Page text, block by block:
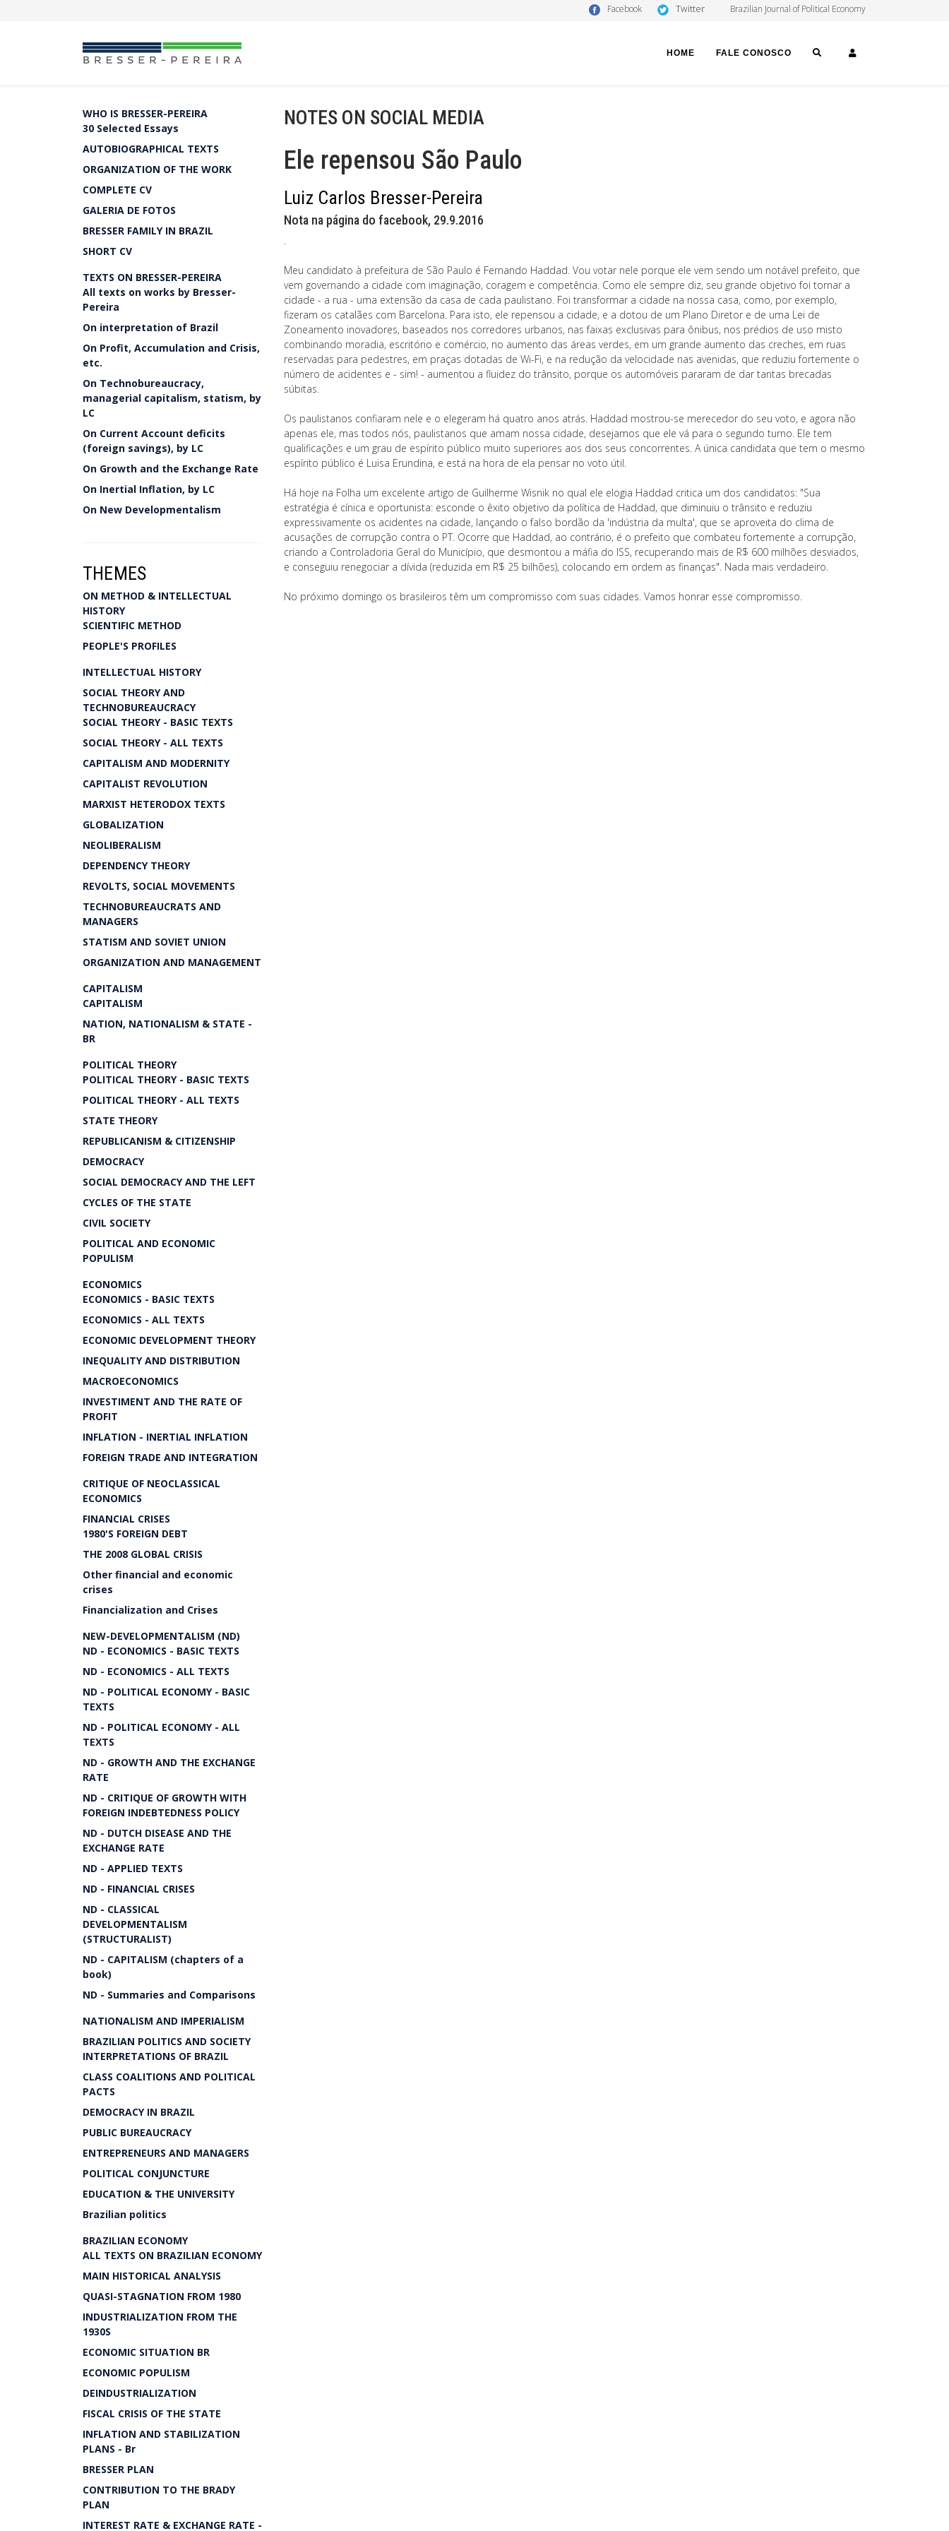
Facebook Twitter Brazilian Journal of Political Economy
HOME FALE CONOSCO SEARCH
WHO IS BRESSER-PEREIRA
30 Selected Essays
AUTOBIOGRAPHICAL TEXTS
ORGANIZATION OF THE WORK
COMPLETE CV
GALERIA DE FOTOS
BRESSER FAMILY IN BRAZIL
SHORT CV
TEXTS ON BRESSER-PEREIRA
All texts on works by Bresser-
Pereira
On interpretation of Brazil
On Profit, Accumulation and Crisis,
etc.
On Technobureaucracy,
managerial capitalism, statism, by
LC
On Current Account deficits
(foreign savings), by LC
On Growth and the Exchange Rate
On Inertial Inflation, by LC
On New Developmentalism
THEMES
ON METHOD & INTELLECTUAL
HISTORY
SCIENTIFIC METHOD
PEOPLE'S PROFILES
INTELLECTUAL HISTORY
SOCIAL THEORY AND
TECHNOBUREAUCRACY
SOCIAL THEORY - BASIC TEXTS
SOCIAL THEORY - ALL TEXTS
CAPITALISM AND MODERNITY
CAPITALIST REVOLUTION
MARXIST HETERODOX TEXTS
GLOBALIZATION
NEOLIBERALISM
DEPENDENCY THEORY
REVOLTS, SOCIAL MOVEMENTS
TECHNOBUREAUCRATS AND
MANAGERS
STATISM AND SOVIET UNION
ORGANIZATION AND MANAGEMENT
CAPITALISM
CAPITALISM
NATION, NATIONALISM & STATE -
BR
POLITICAL THEORY
POLITICAL THEORY - BASIC TEXTS
POLITICAL THEORY - ALL TEXTS
STATE THEORY
REPUBLICANISM & CITIZENSHIP
DEMOCRACY
SOCIAL DEMOCRACY AND THE LEFT
CYCLES OF THE STATE
CIVIL SOCIETY
POLITICAL AND ECONOMIC
POPULISM
ECONOMICS
ECONOMICS - BASIC TEXTS
ECONOMICS - ALL TEXTS
ECONOMIC DEVELOPMENT THEORY
INEQUALITY AND DISTRIBUTION
MACROECONOMICS
INVESTIMENT AND THE RATE OF
PROFIT
INFLATION - INERTIAL INFLATION
FOREIGN TRADE AND INTEGRATION
CRITIQUE OF NEOCLASSICAL
ECONOMICS
FINANCIAL CRISES
1980'S FOREIGN DEBT
THE 2008 GLOBAL CRISIS
Other financial and economic
crises
Financialization and Crises
NEW-DEVELOPMENTALISM (ND)
ND - ECONOMICS - BASIC TEXTS
ND - ECONOMICS - ALL TEXTS
ND - POLITICAL ECONOMY - BASIC
TEXTS
ND - POLITICAL ECONOMY - ALL
TEXTS
ND - GROWTH AND THE EXCHANGE
RATE
ND - CRITIQUE OF GROWTH WITH
FOREIGN INDEBTEDNESS POLICY
ND - DUTCH DISEASE AND THE
EXCHANGE RATE
ND - APPLIED TEXTS
ND - FINANCIAL CRISES
ND - CLASSICAL
DEVELOPMENTALISM
(STRUCTURALIST)
ND - CAPITALISM (chapters of a
book)
ND - Summaries and Comparisons
NATIONALISM AND IMPERIALISM
BRAZILIAN POLITICS AND SOCIETY
INTERPRETATIONS OF BRAZIL
CLASS COALITIONS AND POLITICAL
PACTS
DEMOCRACY IN BRAZIL
PUBLIC BUREAUCRACY
ENTREPRENEURS AND MANAGERS
POLITICAL CONJUNCTURE
EDUCATION & THE UNIVERSITY
Brazilian politics
BRAZILIAN ECONOMY
ALL TEXTS ON BRAZILIAN ECONOMY
MAIN HISTORICAL ANALYSIS
QUASI-STAGNATION FROM 1980
INDUSTRIALIZATION FROM THE
1930S
ECONOMIC SITUATION BR
ECONOMIC POPULISM
DEINDUSTRIALIZATION
FISCAL CRISIS OF THE STATE
INFLATION AND STABILIZATION
PLANS - Br
BRESSER PLAN
CONTRIBUTION TO THE BRADY
PLAN
INTEREST RATE & EXCHANGE RATE -
NOTES ON SOCIAL MEDIA
Ele repensou São Paulo
Luiz Carlos Bresser-Pereira
Nota na página do facebook, 29.9.2016
.
Meu candidato à prefeitura de São Paulo é Fernando Haddad. Vou votar nele porque ele vem sendo um notável prefeito, que
vem governando a cidade com imaginação, coragem e competência. Como ele sempre diz, seu grande objetivo foi tornar a
cidade - a rua - uma extensão da casa de cada paulistano. Foi transformar a cidade na nossa casa, como, por exemplo,
fizeram os catalães com Barcelona. Para isto, ele repensou a cidade, e a dotou de um Plano Diretor e de uma Lei de
Zoneamento inovadores, baseados nos corredores urbanos, nas faixas exclusivas para ônibus, nos prédios de uso misto
combinando moradia, escritório e comércio, no aumento das áreas verdes, em um grande aumento das creches, em ruas
reservadas para pedestres, em praças dotadas de Wi-Fi, e na redução da velocidade nas avenidas, que reduziu fortemente o
número de acidentes e - sim! - aumentou a fluidez do trânsito, porque os automóveis pararam de dar tantas brecadas
súbitas.
Os paulistanos confiaram nele e o elegeram há quatro anos atrás. Haddad mostrou-se merecedor do seu voto, e agora não
apenas ele, mas todos nós, paulistanos que amam nossa cidade, desejamos que ele vá para o segundo turno. Ele tem
qualificações e um grau de espírito público muito superiores aos dos seus concorrentes. A única candidata que tem o mesmo
espírito público é Luisa Erundina, e está na hora de ela pensar no voto útil.
Há hoje na Folha um excelente artigo de Guilherme Wisnik no qual ele elogia Haddad critica um dos candidatos: "Sua
estratégia é cínica e oportunista: esconde o êxito objetivo da política de Haddad, que diminuiu o trânsito e reduziu
expressivamente os acidentes na cidade, lançando o falso bordão da 'indústria da multa', que se aproveita do clima de
acusações de corrupção contra o PT. Ocorre que Haddad, ao contrário, é o prefeito que combateu fortemente a corrupção,
criando a Controladoria Geral do Município, que desmontou a máfia do ISS, recuperando mais de R$ 600 milhões desviados,
e conseguiu renegociar a dívida (reduzida em R$ 25 bilhões), colocando em ordem as finanças". Nada mais verdadeiro.
No próximo domingo os brasileiros têm um compromisso com suas cidades. Vamos honrar esse compromisso.